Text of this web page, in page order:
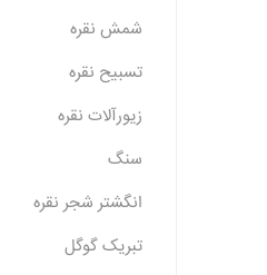
شمش نقره
تسبیح نقره
زیورآلات نقره
سنگ
انگشتر شجر نقره
تبریک گوگل